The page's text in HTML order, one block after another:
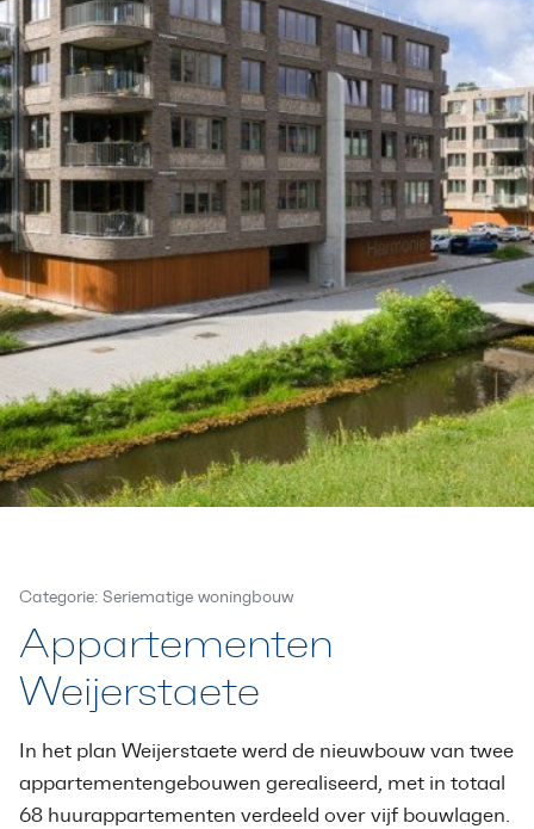
Categorie: Seriematige woningbouw
Appartementen
Weijerstaete
In het plan Weijerstaete werd de nieuwbouw van twee
appartementengebouwen gerealiseerd, met in totaal
68 huurappartementen verdeeld over vijf bouwlagen.